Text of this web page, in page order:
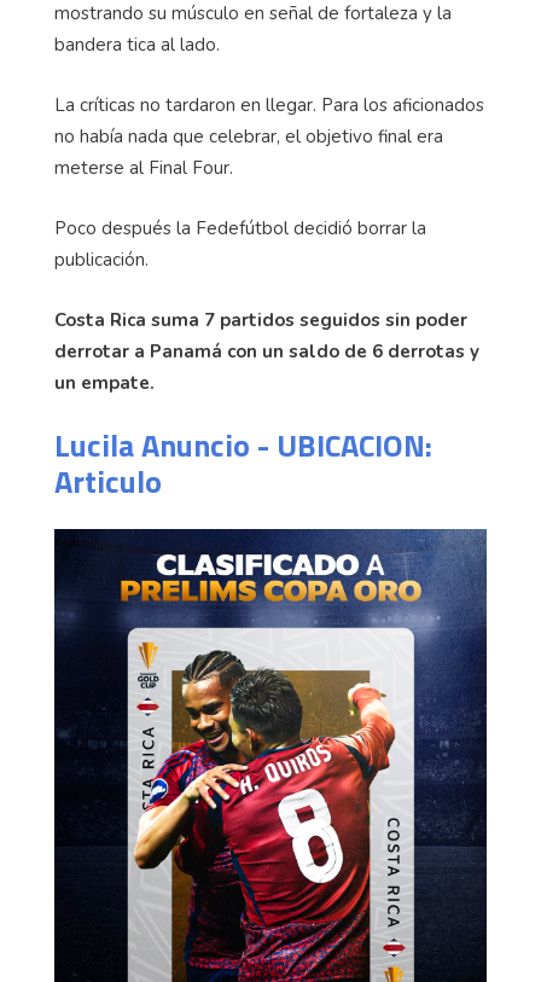
mostrando su músculo en señal de fortaleza y la
bandera tica al lado.
La críticas no tardaron en llegar. Para los aficionados
no había nada que celebrar, el objetivo final era
meterse al Final Four.
Poco después la Fedefútbol decidió borrar la
publicación.
Costa Rica suma 7 partidos seguidos sin poder
derrotar a Panamá con un saldo de 6 derrotas y
un empate.
Lucila Anuncio - UBICACION:
Articulo